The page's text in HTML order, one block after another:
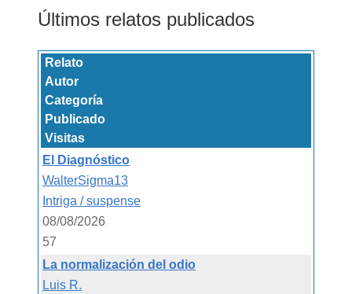
Últimos relatos publicados
Relato
Autor
Categoría
Publicado
Visitas
El Diagnóstico
WalterSigma13
Intriga / suspense
08/08/2026
57
La normalización del odio
Luis R.